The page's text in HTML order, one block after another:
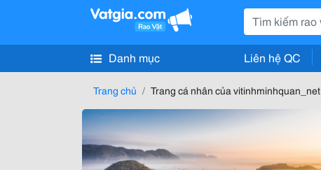
Danh mục Liên hệ QC
Trang chủ Trang cá nhân của vitinhminhquan_net